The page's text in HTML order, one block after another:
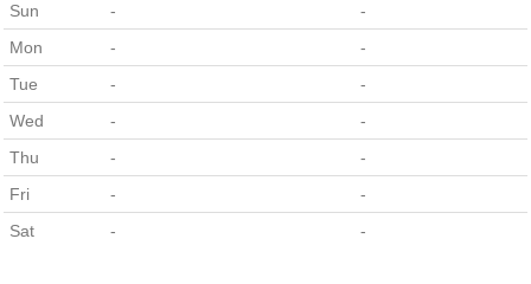
Sun
-
-
Mon
-
-
Tue
-
-
Wed
-
-
Thu
-
-
Fri
-
-
Sat
- -